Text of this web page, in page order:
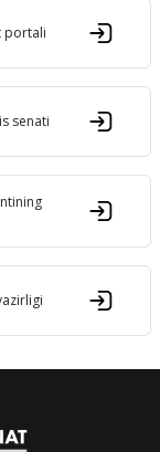
portali
senati